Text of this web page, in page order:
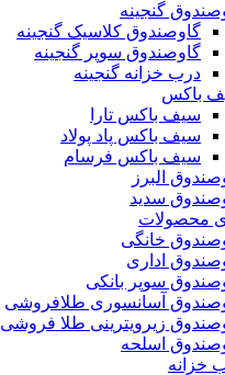
گنجینه
گاوصندوق کلاسیک گنجینه
گاوصندوق سوپر گنجینه
درب خزانه گنجینه
باکس
سیف باکس تارا
سیف باکس پاد پولاد
سیف باکس فرسام
البرز
سدید
محصولات
خانگی
اداری
سوپر بانکی
آسانسوری طلافروشی
زیرویترینی طلا فروشی
اسلحه
خزانه